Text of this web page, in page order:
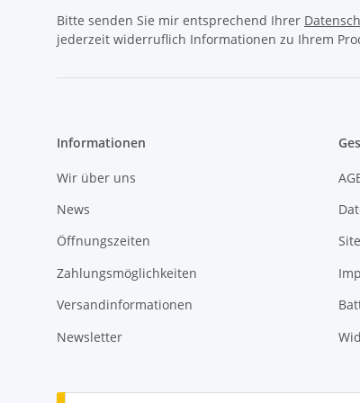
Bitte senden Sie mir entsprechend Ihrer
jederzeit widerruflich Informationen zu Ihrem
Informationen
Wir über uns
News
Öffnungszeiten
Zahlungsmöglichkeiten
Versandinformationen
Newsletter